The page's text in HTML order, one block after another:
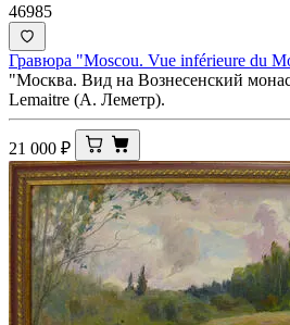
46985
Гравюра "Moscou. Vue inférieure du
"Москва. Вид на Вознесенский
Lemaitre (А. Леметр).
21 000 ₽